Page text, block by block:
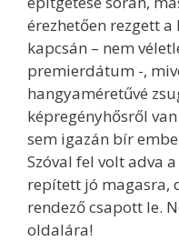
érezhetően rezgett
kapcsán – nem
premierdátum -,
hangyaméretűvé
képregényhősről
sem igazán bír
Szóval fel volt adva
repített jó magasra,
rendező csapott le.
oldalára!